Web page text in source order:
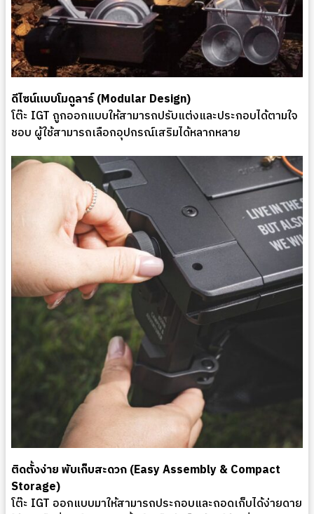
ดีไซน์แบบโมดูลาร์ (Modular Design)
โต๊ะ IGT ถูกออกแบบให้สามารถปรับแต่งและประกอบได้ตามใจ
ชอบ ผู้ใช้สามารถเลือกอุปกรณ์เสริมได้หลากหลาย
ติดตั้งง่าย พับเก็บสะดวก (Easy Assembly & Compact
Storage)
โต๊ะ IGT ออกแบบมาให้สามารถประกอบและถอดเก็บได้ง่ายดาย